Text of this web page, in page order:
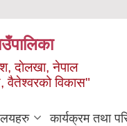
दाेलखा, नेपाल
विकास"
कार्यक्रम तथा